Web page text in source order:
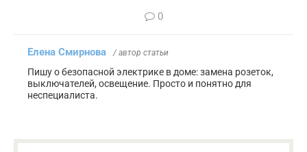
0
Елена Смирнова / автор статьи
Пишу о безопасной электрике в доме: замена розеток,
выключателей, освещение. Просто и понятно для
неспециалиста.